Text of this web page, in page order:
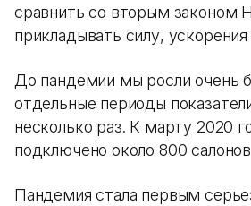
сравнить со вторым законом
прикладывать силу,
До пандемии мы росли очень
отдельные периоды
несколько раз. К марту 2020
подключено около 800
Пандемия стала первым